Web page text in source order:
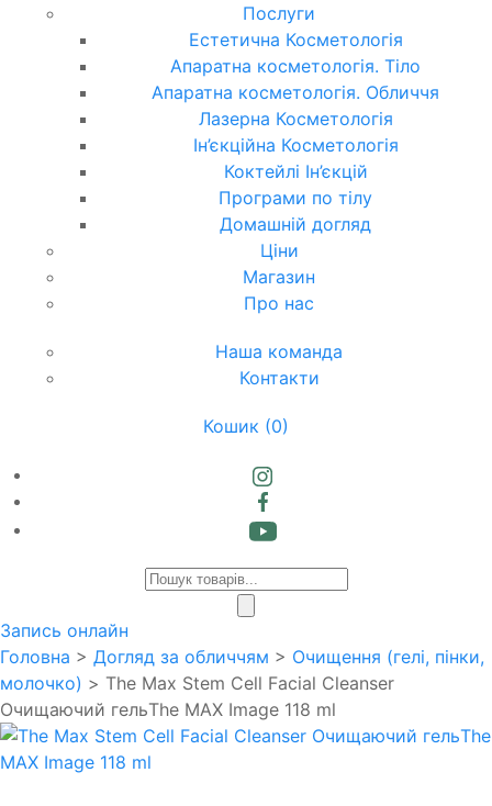
Послуги
Естетична Косметологія
Апаратна косметологія. Тіло
Апаратна косметологія. Обличчя
Лазерна Косметологія
Ін’єкційна Косметологія
Коктейлі Ін’єкцій
Програми по тілу
Домашній догляд
Ціни
Магазин
Про нас
Наша команда
Контакти
Кошик (0)
Products
Запись онлайн
Головна > Догляд за обличчям > Очищення (гелі, пінки,
молочко) > The Max Stem Cell Facial Cleanser
Очищаючий гельThe MAX Image 118 ml